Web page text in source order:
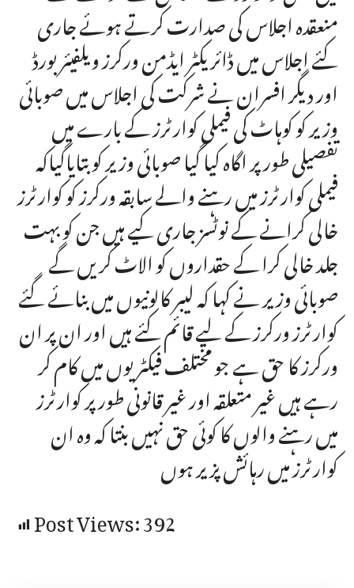
منعقدہ اجلاس کی صدارت کرتے ہوئے جاری
کئے اجلاس میں ڈائریکٹر ایڈمن ورکرز ویلفیئر بورڈ
اور دیگر افسران نے شرکت کی اجلاس میں صوبائی
وزیر کو کوہاٹ کی فیملی کوارٹرز کے بارے میں
تفصیلی طور پر اگاہ کیا گیا صوبائی وزیر کو بتایاگیاکہ
فیملی کوارٹرز میں رہنے والے سابقہ ورکرز کو کوارٹرز
خالی کرانے کے نوٹسز جاری کیے ہیں جن کو بہت
جلد خالی کرا کے حقداروں کو الاٹ کریں گے
صوبائی وزیر نے کہا کہ لیبر کالونیوں میں بنائے گئے
کوارٹرز ورکرز کے لیے قائم کئے ہیں اور ان پر ان
ورکرز کا حق ہے جو مختلف فیکٹریوں میں کام کر
رہے ہیں غیر متعلقہ اور غیر قانونی طور پر کوارٹرز
میں رہنے والوں کا کوئی حق نہیں بنتا کہ وہ ان
کوارٹرز میں رہائش پزیر ہوں
Post Views:392